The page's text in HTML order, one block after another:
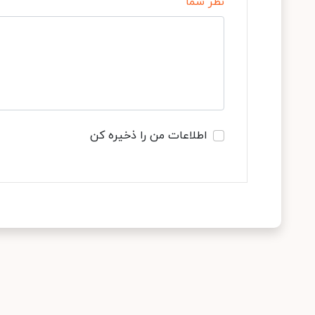
اطلاعات من را ذخیره کن